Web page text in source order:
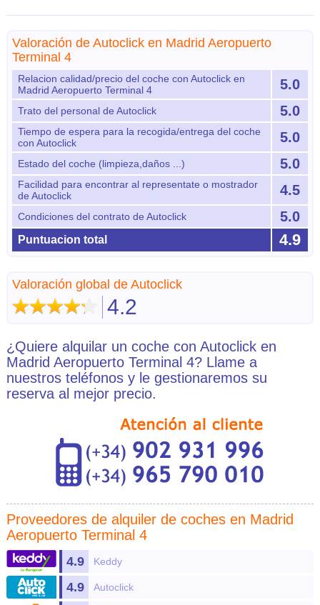
Valoración de Autoclick en Madrid Aeropuerto
Terminal 4
Relacion calidad/precio del coche con Autoclick en
Madrid Aeropuerto Terminal 4
5.0
Trato del personal de Autoclick 5.0
Tiempo de espera para la recogida/entrega del coche
con Autoclick
5.0
Estado del coche (limpieza,daños ...) 5.0
Facilidad para encontrar al representate o mostrador
de Autoclick
4.5
Condiciones del contrato de Autoclick 5.0
Puntuacion total 4.9
Valoración global de Autoclick
4.2
¿Quiere alquilar un coche con Autoclick en
Madrid Aeropuerto Terminal 4? Llame a
nuestros teléfonos y le gestionaremos su
reserva al mejor precio.
Proveedores de alquiler de coches en Madrid
Aeropuerto Terminal 4
Keddy
4.9
Autoclick
4.9